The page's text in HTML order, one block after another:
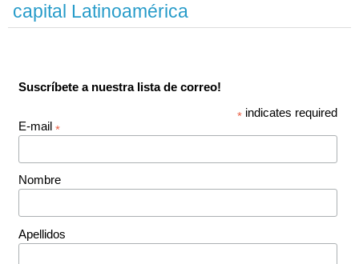
capital Latinoamérica
Suscríbete a nuestra lista de correo!
* indicates required
E-mail *
Nombre
Apellidos